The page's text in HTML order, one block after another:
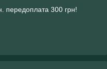
передоплата 300 грн!